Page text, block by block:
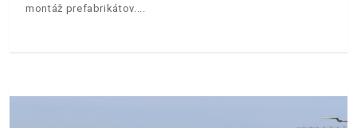
montáž prefabrikátov.